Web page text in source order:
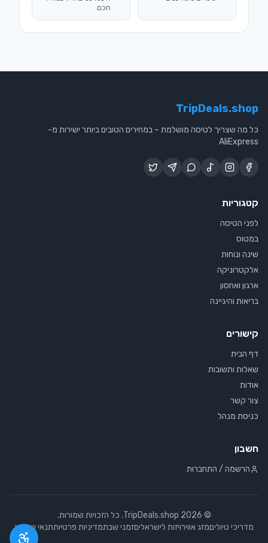
חכם
TripDeals.shop
כל מה שצריך לטיסה מושלמת – במחירים הטובים ביותר ישירות מ-
AliExpress
קטגוריות
לפני הטיסה
במטוס
שינה ונוחות
אלקטרוניקה
ארגון ואחסון
בריאות והיגיינה
קישורים
דף הבית
שאלות ותשובות
אודות
צור קשר
כניסת מנהל
חשבון
הרשמה / התחברות
©
2026
מדריכי טיוליםמזג אווירויזות לישראליםזמני שבתמדיניות פרטיותתנאי שימוש